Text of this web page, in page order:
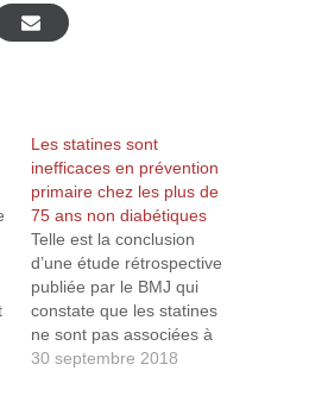
Les statines sont
inefficaces en prévention
primaire chez les plus de
75 ans non diabétiques
Telle est la conclusion
d’une étude rétrospective
publiée par le BMJ qui
constate que les statines
ne sont pas associées à
une réduction des
30 septembre 2018